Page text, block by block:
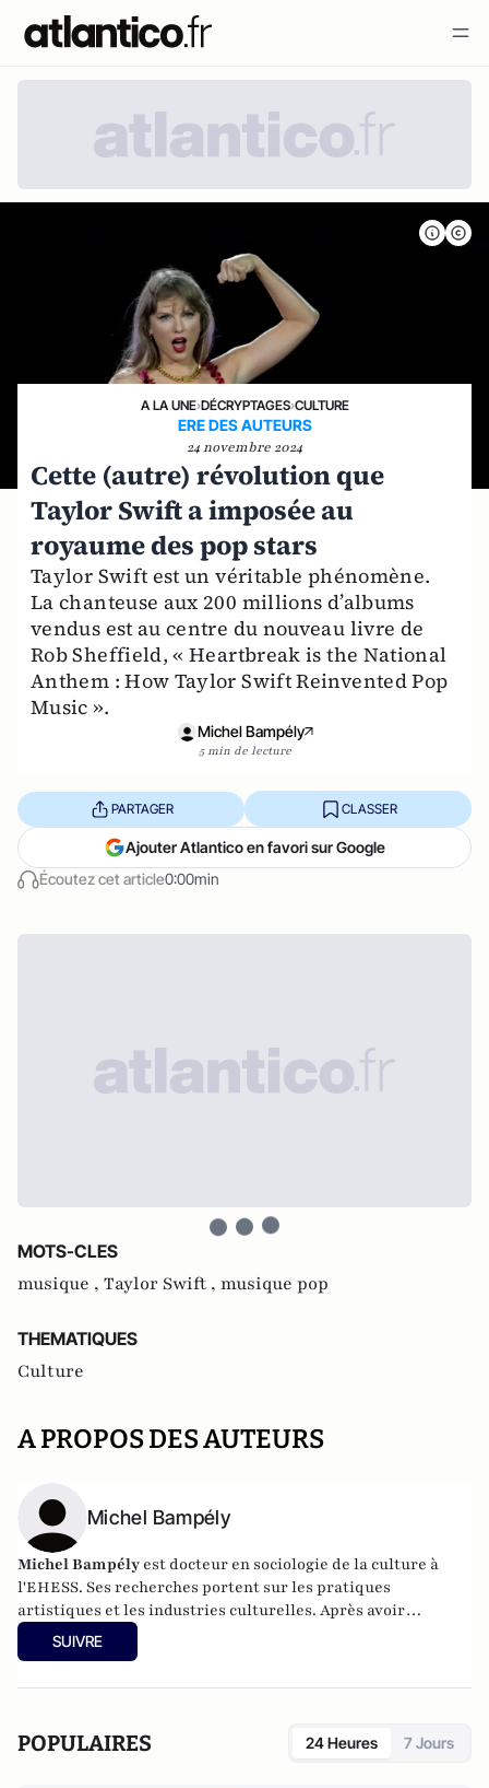
A LA UNE›DÉCRYPTAGES›CULTURE
ERE DES AUTEURS
24 novembre 2024
Cette (autre) révolution que
Taylor Swift a imposée au
royaume des pop stars
Taylor Swift est un véritable phénomène.
La chanteuse aux 200 millions d’albums
vendus est au centre du nouveau livre de
Rob Sheffield, « Heartbreak is the National
Anthem : How Taylor Swift Reinvented Pop
Music ».
Michel Bampély
5 min de lecture
Écoutez cet article0:00min
PARTAGER CLASSER
Ajouter Atlantico en favori sur Google
MOTS-CLES
musique , Taylor Swift , musique pop
THEMATIQUES
Culture
A PROPOS DES AUTEURS
Michel Bampély
Michel Bampély est docteur en sociologie de la culture à
l'EHESS. Ses recherches portent sur les pratiques
artistiques et les industries culturelles. Après avoir
collaboré avec des maisons de disques comme Universal,
Sony ou EMI, il dirige actuellement le label Urban Music
prise en charge des cultures urbaines par les industries
SUIVRE
POPULAIRES 24 Heures 7 Jours